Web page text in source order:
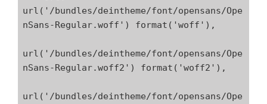
url('/bundles/deintheme/font/opensans/Ope
nSans-Regular.woff') format('woff'),
url('/bundles/deintheme/font/opensans/Ope
nSans-Regular.woff2') format('woff2'),
url('/bundles/deintheme/font/opensans/Ope